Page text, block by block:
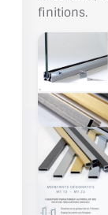
DOUBLE
VERRE
LES
LES
VITRINE EN
finitions.